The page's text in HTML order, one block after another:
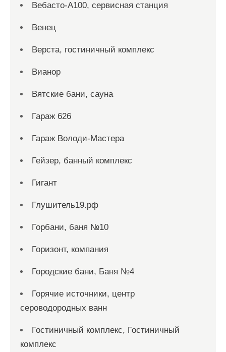
Вебасто-А100, сервисная станция
Венец
Верста, гостиничный комплекс
Вианор
Вятские бани, сауна
Гараж 626
Гараж Володи-Мастера
Гейзер, банный комплекс
Гигант
Глушитель19.рф
Горбани, баня №10
Горизонт, компания
Городские бани, Баня №4
Горячие источники, центр
сероводородных ванн
Гостиничный комплекс, Гостиничный
комплекс